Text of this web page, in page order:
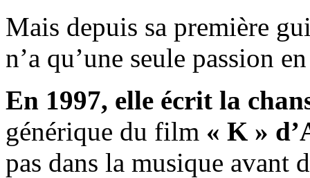
Mais depuis sa première
n’a qu’une seule passion
En 1997, elle écrit la
générique du film « K »
pas dans la musique avant